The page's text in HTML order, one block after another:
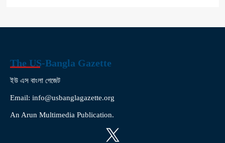
The US-Bangla Gazette
ইউ এস বাংলা গেজেট
Email: info@usbanglagazette.org
An Arun Multimedia Publication.
X